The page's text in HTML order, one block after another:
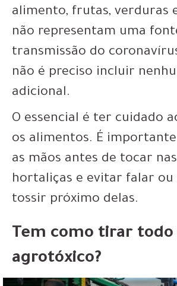
alimento, frutas, verduras
não representam uma
transmissão do
não é preciso incluir
adicional.
O essencial é ter cuidado
os alimentos. É
as mãos antes de tocar
hortaliças e evitar falar ou
tossir próximo delas.
Tem como tirar todo
agrotóxico?